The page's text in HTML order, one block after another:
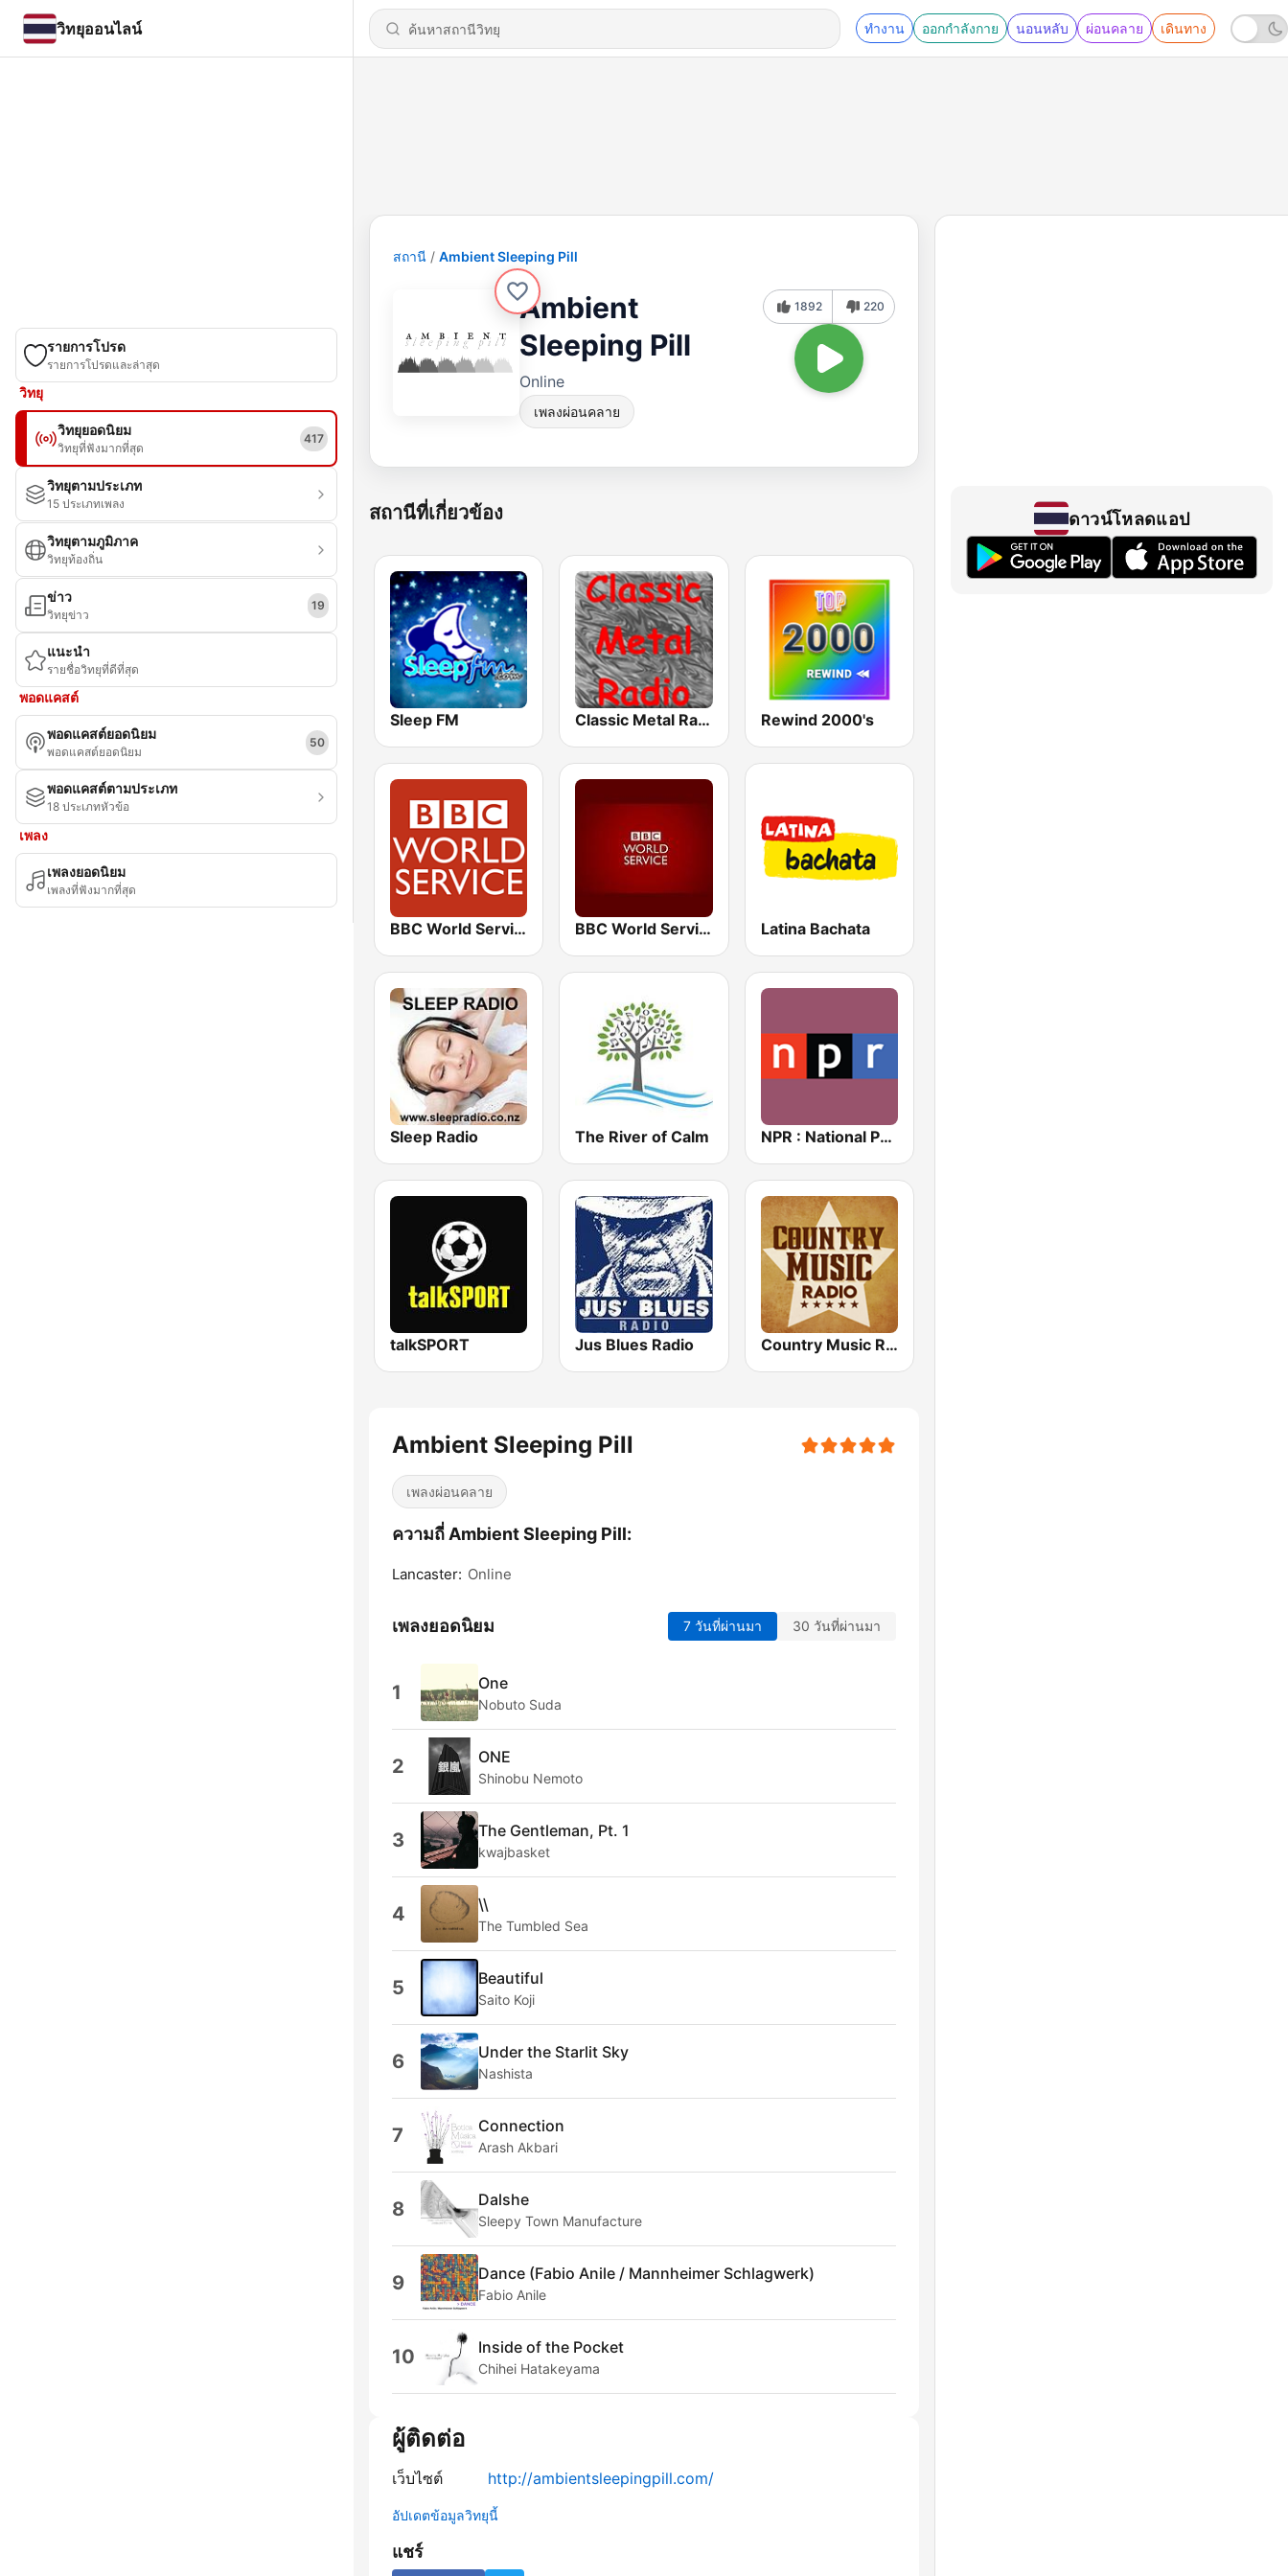
วิทยุออนไลน์ ทำงาน ออกกำลังกาย นอนหลับ ผ่อนคลาย เดินทาง
รายการโปรด
รายการโปรดและล่าสุด
วิทยุ
วิทยุยอดนิยม
วิทยุที่ฟังมากที่สุด
417
วิทยุตามประเภท
15 ประเภทเพลง
วิทยุตามภูมิภาค
วิทยุท้องถิ่น
ข่าว
วิทยุข่าว
19
แนะนำ
รายชื่อวิทยุที่ดีที่สุด
พอดแคสต์
พอดแคสต์ยอดนิยม
พอดแคสต์ยอดนิยม
50
พอดแคสต์ตามประเภท
18 ประเภทหัวข้อ
เพลง
เพลงยอดนิยม
เพลงที่ฟังมากที่สุด
สถานี Ambient Sleeping Pill
Ambient
Sleeping Pill
Online
เพลงผ่อนคลาย
1892 220
สถานีที่เกี่ยวข้อง
Sleep FM Classic Metal Radio Rewind 2000's
BBC World Service BBC World Service Latina Bachata
Sleep Radio The River of Calm NPR : National Public Radio
talkSPORT Jus Blues Radio Country Music Radio - 90's Country
Ambient Sleeping Pill
เพลงผ่อนคลาย
ความถี่ Ambient Sleeping Pill:
Lancaster: Online
เพลงยอดนิยม 7 วันที่ผ่านมา 30 วันที่ผ่านมา
1 One
Nobuto Suda
2 ONE
Shinobu Nemoto
3 The Gentleman, Pt. 1
kwajbasket
4 \\
The Tumbled Sea
5 Beautiful
Saito Koji
6 Under the Starlit Sky
Nashista
7 Connection
Arash Akbari
8 Dalshe
Sleepy Town Manufacture
9 Dance (Fabio Anile / Mannheimer Schlagwerk)
Fabio Anile
10 Inside of the Pocket
Chihei Hatakeyama
ผู้ติดต่อ
เว็บไซต์ http://ambientsleepingpill.com/
อัปเดตข้อมูลวิทยุนี้
แชร์
ดาวน์โหลดแอป